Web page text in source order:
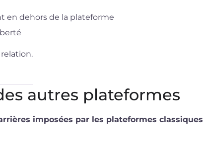
en dehors de la plateforme
autres plateformes
imposées par les plateformes classiques